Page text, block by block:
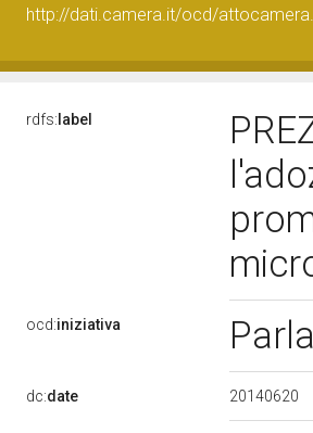
http://dati.camera.it/ocd/
rdfs: label
ocd:iniziativa
dc:date 20140620